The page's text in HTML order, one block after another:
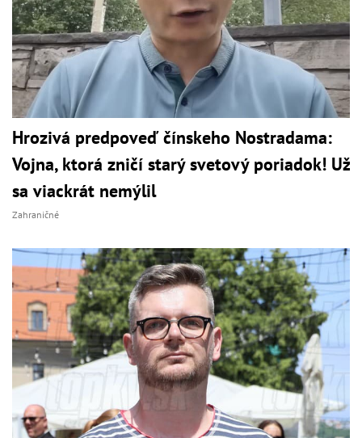
Hrozivá predpoveď čínskeho Nostradama:
Vojna, ktorá zničí starý svetový poriadok! Už
sa viackrát nemýlil
Zahraničné